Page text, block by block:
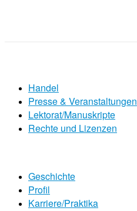
Handel
Presse & Veranstaltungen
Lektorat/Manuskripte
Rechte und Lizenzen
Geschichte
Profil
Karriere/Praktika